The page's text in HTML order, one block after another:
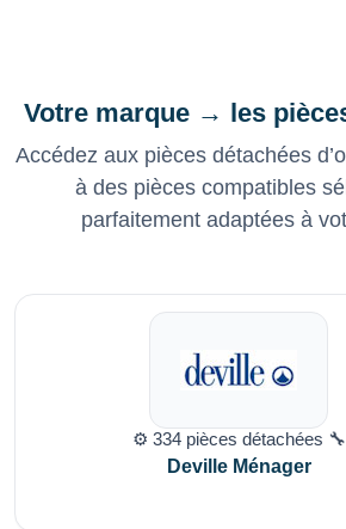
Votre marque → les
Accédez aux pièces détachées
à des pièces compatibles
parfaitement adaptées à
⚙️ 334 pièces détachées 🔧
Deville Ménager